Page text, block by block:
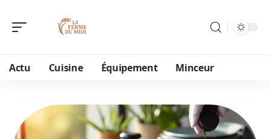
Actu Cuisine Équipement Minceur